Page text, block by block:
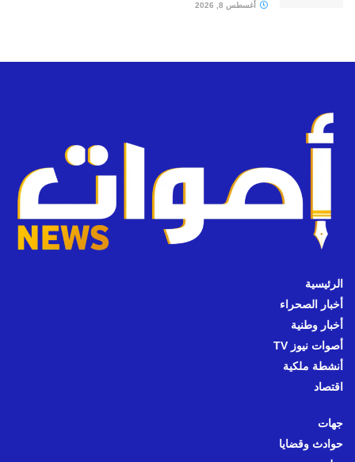
أغسطس 8, 2026
الرئيسية
أخبار الصحراء
أخبار وطنية
أصوات نيوز TV
أنشطة ملكية
اقتصاد
جهات
حوادث وقضايا